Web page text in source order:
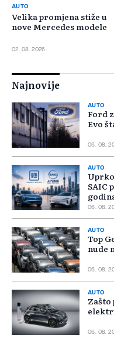
AUTO
Velika promjena stiže u
nove Mercedes modele
02. 08. 2026.
Najnovije
AUTO
Ford
Evo
06. 08.
AUTO
SAIC
06. 08.
AUTO
Top
nude
06. 08.
AUTO
Zašto
06. 08.